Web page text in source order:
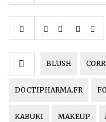
BLUSH
DOCTIPHARMA.FR
KABUKI MAKEUP